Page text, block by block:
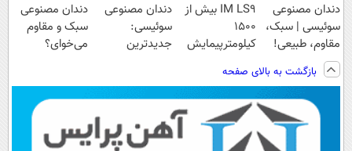
دندان مصنوعی
سوئیسی | سبک،
مقاوم، طبیعی!
ویزیت
رایگان+پرداخت
اقساطی😍
IM LS9 بیش از
1500
کیلومترپیمایش
دندان مصنوعی
سوئیسی:
جدیدترین
پرداخت قسطی
دندان مصنوعی
سبک و مقاوم
می‌خوای؟
📍تهران
بازگشت به بالای صفحه